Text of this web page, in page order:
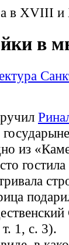
в XVIII
в
из
1, с. 3).